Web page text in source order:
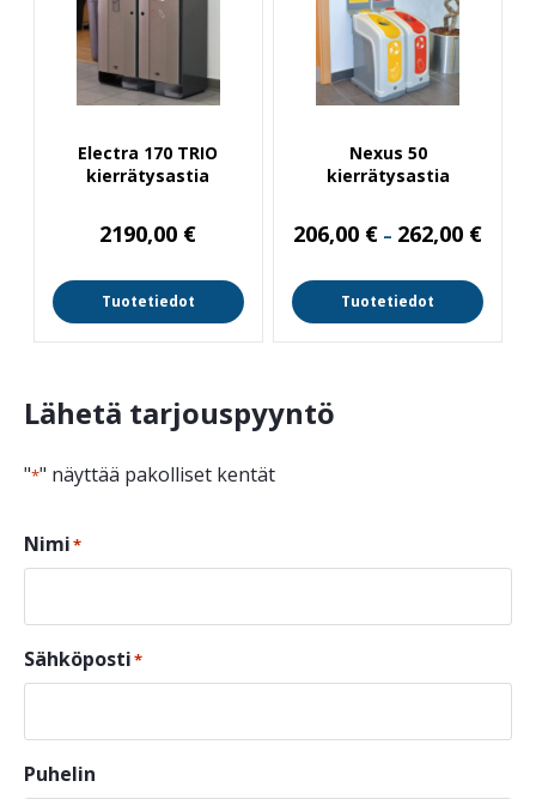
Electra 170 TRIO
kierrätysastia
2190,00 €
Tuotetiedot
Nexus 50
kierrätysastia
206,00 € – 262,00 €
Tuotetiedot
Lähetä tarjouspyyntö
"*" näyttää pakolliset kentät
Nimi*
Sähköposti*
Puhelin